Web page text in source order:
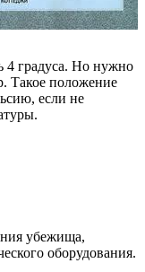
4 градуса. Но нужно
Такое положение
если не
убежища,
оборудования.